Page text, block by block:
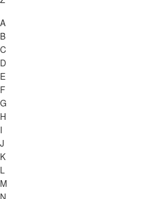
A
B
C
D
E
F
G
H
I
J
K
L
M
N